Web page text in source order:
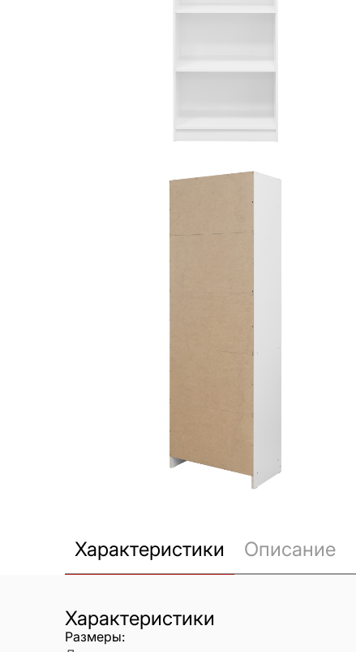
Характеристики Описание
Характеристики
Размеры: